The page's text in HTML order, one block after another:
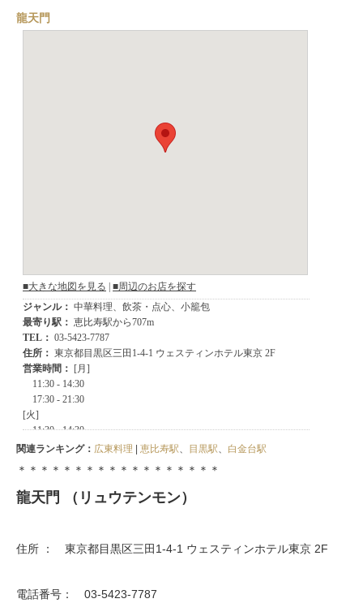
龍天門
関連ランキング： 広東料理 恵比寿駅、 目黒駅、 白金台駅
＊＊＊＊＊＊＊＊＊＊＊＊＊＊＊＊＊＊
龍天門 （リュウテンモン）
住所 ： 東京都目黒区三田1-4-1 ウェスティンホテル東京 2F
電話番号： 03-5423-7787